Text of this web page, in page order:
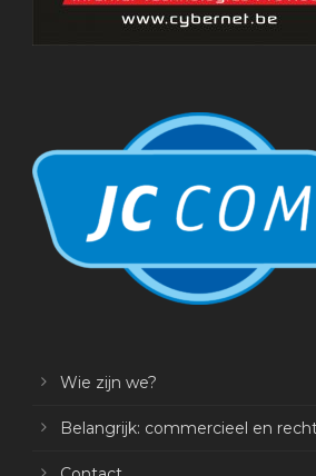
Wie zijn we?
Belangrijk: commercieel en